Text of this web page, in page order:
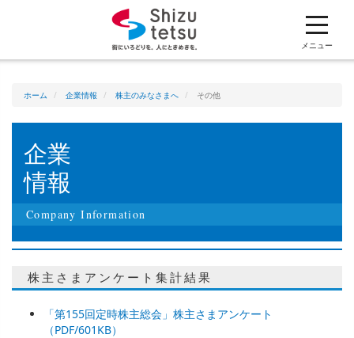
ホーム
電子公告
メニュー
ホーム 企業情報 株主のみなさまへ その他
企業
情報
Company Information
株主さまアンケート集計結果
「第155回定時株主総会」株主さまアンケート
（PDF/601KB）